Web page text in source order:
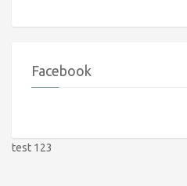
Facebook
test 123